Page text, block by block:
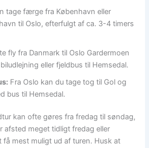
tage færge fra København eller
til Oslo, efterfulgt af ca. 3-4 timers
fly fra Danmark til Oslo Gardermoen
eller fjeldbus til Hemsedal.
Fra Oslo kan du tage tog til Gol og
bus til Hemsedal.
kan ofte gøres fra fredag til søndag,
afsted meget tidligt fredag eller
mest muligt ud af turen. Husk at